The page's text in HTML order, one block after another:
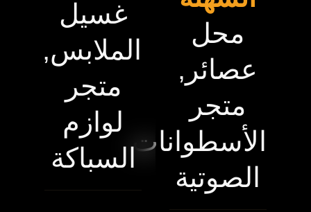
محل
عصائر,
متجر
الأسطوانات
الصوتية
غسيل
الملابس,
متجر
لوازم
السباكة